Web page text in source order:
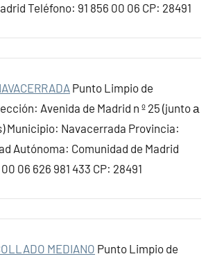
Teléfono: 91 856 00 06 CP: 28491
Punto Limpio de
Avenida de Madrid n º 25 (junto а
Municipio: Navacerrada Provincia:
Autónoma: Comunidad de Madrid
06 626 981 433 CP: 28491
MEDIANO Punto Limpio de